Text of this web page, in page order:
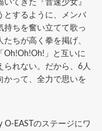
てきた『音速少女』
とするように、メンバ
持ちを奮い立てて歌っ
ちが高く拳を掲げ、
Oh!Oh!Oh!」と互いに
れない。だから、6人
かって、全力で思いを
EASTのステージにワ